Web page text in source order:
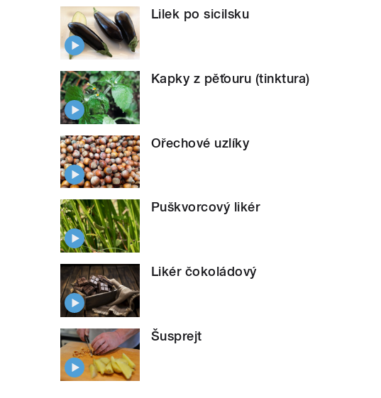
Lilek po sicilsku
Kapky z pěťouru (tinktura)
Ořechové uzlíky
Puškvorcový likér
Likér čokoládový
Šusprejt